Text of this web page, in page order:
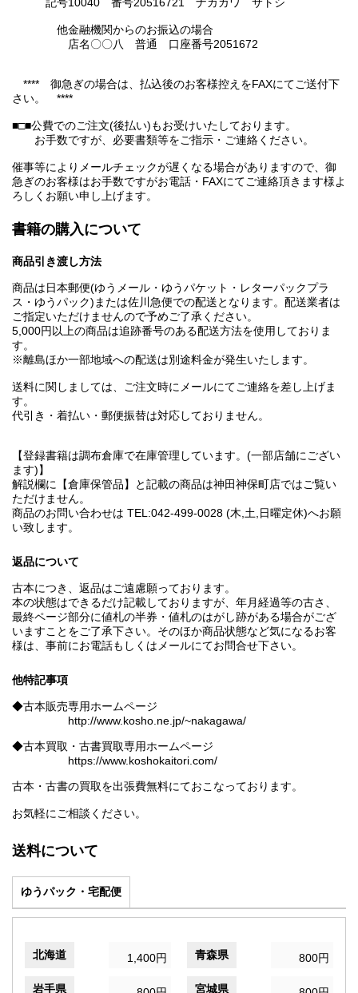
他金融機関からのお振込の場合
店名〇〇八 普通 口座番号2051672
**** 御急ぎの場合は、払込後のお客様控えをFAXにてご送付下
さい。 ****
■□■公費でのご注文(後払い)もお受けいたしております。
お手数ですが、必要書類等をご指示・ご連絡ください。
催事等によりメールチェックが遅くなる場合がありますので、御
急ぎのお客様はお手数ですがお電話・FAXにてご連絡頂きます様よ
ろしくお願い申し上げます。
書籍の購入について
商品引き渡し方法
商品は日本郵便(ゆうメール・ゆうパケット・レターパックプラ
ス・ゆうパック)または佐川急便での配送となります。配送業者は
ご指定いただけませんので予めご了承ください。
5,000円以上の商品は追跡番号のある配送方法を使用しておりま
す。
※離島ほか一部地域への配送は別途料金が発生いたします。
送料に関しましては、ご注文時にメールにてご連絡を差し上げま
す。
代引き・着払い・郵便振替は対応しておりません。
【登録書籍は調布倉庫で在庫管理しています。(一部店舗にござい
ます)】
解説欄に【倉庫保管品】と記載の商品は神田神保町店ではご覧い
ただけません。
商品のお問い合わせは TEL:042-499-0028 (木,土,日曜定休)へお願
い致します。
返品について
古本につき、返品はご遠慮願っております。
本の状態はできるだけ記載しておりますが、年月経過等の古さ、
最終ページ部分に値札の半券・値札のはがし跡がある場合がござ
いますことをご了承下さい。そのほか商品状態など気になるお客
様は、事前にお電話もしくはメールにてお問合せ下さい。
他特記事項
◆古本販売専用ホームページ
http://www.kosho.ne.jp/~nakagawa/
◆古本買取・古書買取専用ホームページ
https://www.koshokaitori.com/
古本・古書の買取を出張費無料にておこなっております。
お気軽にご相談ください。
送料について
ゆうパック・宅配便
北海道 1,400円 青森県 800円
岩手県 宮城県